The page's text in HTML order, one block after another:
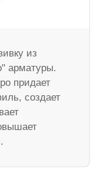
из
арматуры.
придает
создает